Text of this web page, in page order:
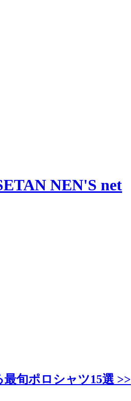
NEN'S net
旬ポロシャツ15選 >>